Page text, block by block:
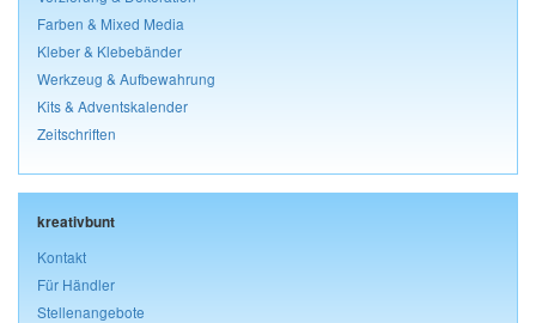
Farben & Mixed Media
Kleber & Klebebänder
Werkzeug & Aufbewahrung
Kits & Adventskalender
Zeitschriften
kreativbunt
Kontakt
Für Händler
Stellenangebote